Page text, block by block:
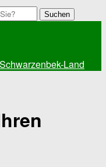
Suchen
Land